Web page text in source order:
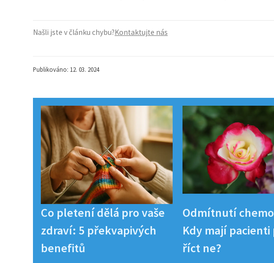
Našli jste v článku chybu?Kontaktujte nás
Publikováno: 12. 03. 2024
Co pletení dělá pro vaše
zdraví: 5 překvapivých
benefitů
Odmítnutí
Kdy mají pacienti
říct ne?